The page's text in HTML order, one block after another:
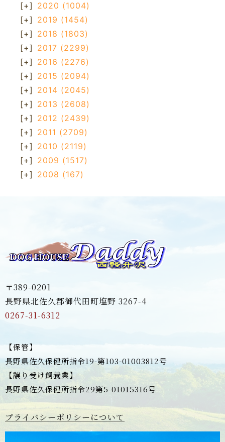
[+] 2020 (1004)
[+] 2019 (1454)
[+] 2018 (1803)
[+] 2017 (2299)
[+] 2016 (2276)
[+] 2015 (2094)
[+] 2014 (2045)
[+] 2013 (2608)
[+] 2012 (2439)
[+] 2011 (2709)
[+] 2010 (2119)
[+] 2009 (1517)
[+] 2008 (167)
〒389-0201
長野県北佐久郡御代田町塩野 3267-4
0267-31-6312
【保管】
長野県佐久保健所指令19-第103-01003812号
【譲り受け飼養業】
長野県佐久保健所指令29第5-01015316号
プライバシーポリシーについて